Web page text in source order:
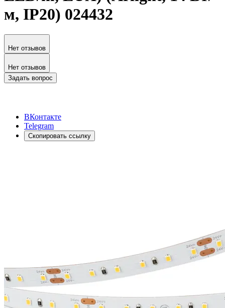
м, IP20) 024432
Нет отзывов
Нет отзывов
Задать вопрос
ВКонтакте
Telegram
Скопировать ссылку